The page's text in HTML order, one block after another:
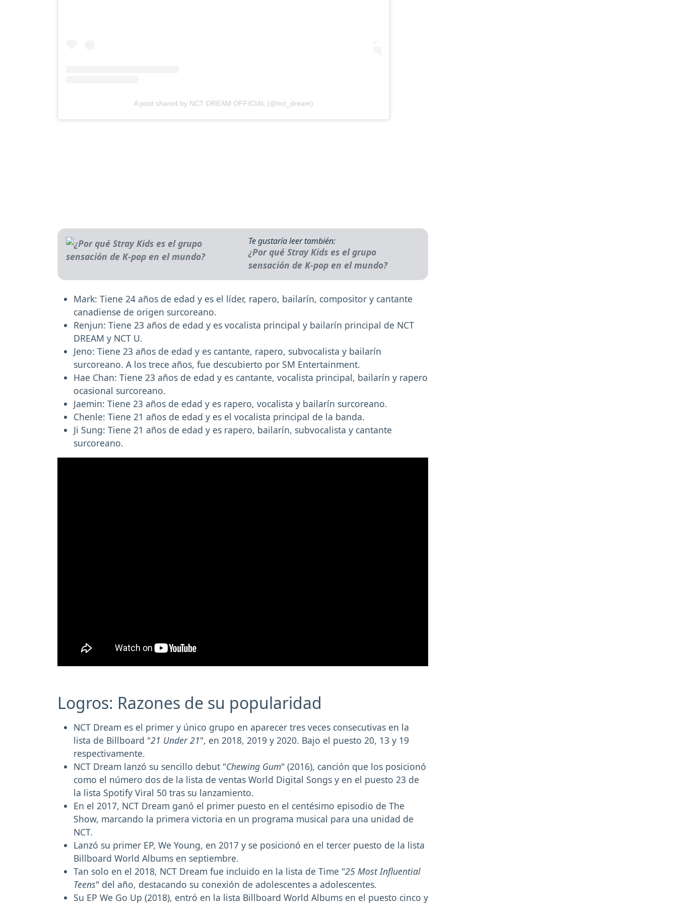
A post shared by NCT DREAM OFFICIAL (@nct_dream)
Te gustaría leer también:
¿Por qué Stray Kids es el grupo
sensación de K-pop en el mundo?
Mark: Tiene 24 años de edad y es el líder, rapero, bailarín, compositor y cantante
canadiense de origen surcoreano.
Renjun: Tiene 23 años de edad y es vocalista principal y bailarín principal de NCT
DREAM y NCT U.
Jeno: Tiene 23 años de edad y es cantante, rapero, subvocalista y bailarín
surcoreano. A los trece años, fue descubierto por SM Entertainment.
Hae Chan: Tiene 23 años de edad y es cantante, vocalista principal, bailarín y rapero
ocasional surcoreano.
Jaemin: Tiene 23 años de edad y es rapero, vocalista y bailarín surcoreano.
Chenle: Tiene 21 años de edad y es el vocalista principal de la banda.
Ji Sung: Tiene 21 años de edad y es rapero, bailarín, subvocalista y cantante
surcoreano.
Logros: Razones de su popularidad
NCT Dream es el primer y único grupo en aparecer tres veces consecutivas en la
lista de Billboard "21 Under 21", en 2018, 2019 y 2020. Bajo el puesto 20, 13 y 19
respectivamente.
NCT Dream lanzó su sencillo debut "Chewing Gum" (2016), canción que los posicionó
como el número dos de la lista de ventas World Digital Songs y en el puesto 23 de
la lista Spotify Viral 50 tras su lanzamiento.
En el 2017, NCT Dream ganó el primer puesto en el centésimo episodio de The
Show, marcando la primera victoria en un programa musical para una unidad de
NCT.
Lanzó su primer EP, We Young, en 2017 y se posicionó en el tercer puesto de la lista
Billboard World Albums en septiembre.
Tan solo en el 2018, NCT Dream fue incluido en la lista de Time "25 Most Influential
Teens" del año, destacando su conexión de adolescentes a adolescentes.
Su EP We Go Up (2018), entró en la lista Billboard World Albums en el puesto cinco y